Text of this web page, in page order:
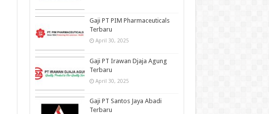
Gaji PT PIM Pharmaceuticals
Terbaru
April 30, 2025
Gaji PT Irawan Djaja Agung
Terbaru
April 30, 2025
Gaji PT Santos Jaya Abadi
Terbaru